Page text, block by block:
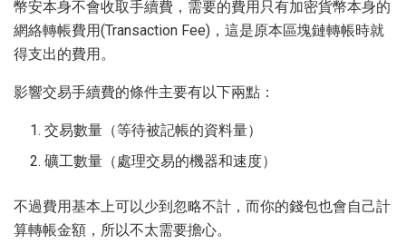
幣安本身不會收取手續費，需要的費用只有加密貨幣本身的
網絡轉帳費用(Transaction Fee)，這是原本區塊鏈轉帳時就
得支出的費用。
影響交易手續費的條件主要有以下兩點：
交易數量（等待被記帳的資料量）
礦工數量（處理交易的機器和速度）
不過費用基本上可以少到忽略不計，而你的錢包也會自己計
算轉帳金額，所以不太需要擔心。